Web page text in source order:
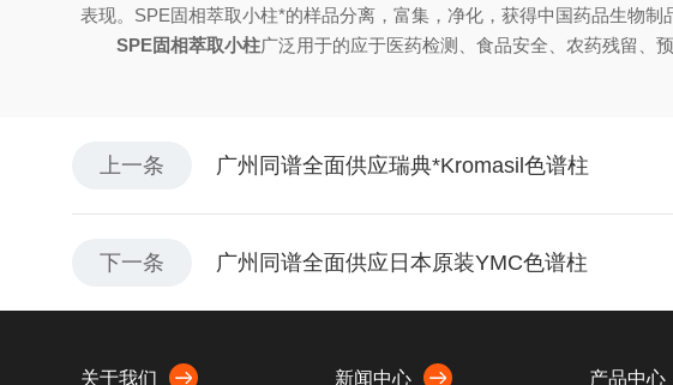
表现。SPE固相萃取小柱*的样品分离，富集，净化，获得中国药品生物
SPE固相萃取小柱广泛用于的应于医药检测、食品安全、农药残留、
上一条 广州同谱全面供应瑞典*Kromasil色谱柱
下一条 广州同谱全面供应日本原装YMC色谱柱
关于我们 新闻中心 产品中心